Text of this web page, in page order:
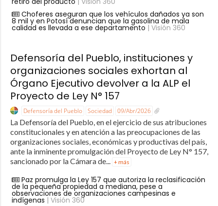
Choferes aseguran que los vehículos dañados ya son
8 mil y en Potosí denuncian que la gasolina de mala
calidad es llevada a ese departamento | Visión 360
Defensoría del Pueblo, instituciones y
organizaciones sociales exhortan al
Órgano Ejecutivo devolver a la ALP el
Proyecto de Ley N° 157
Defensoría del Pueblo Sociedad 09/Abr/2026
La Defensoría del Pueblo, en el ejercicio de sus atribuciones
constitucionales y en atención a las preocupaciones de las
organizaciones sociales, económicas y productivas del país,
ante la inminente promulgación del Proyecto de Ley N° 157,
sancionado por la Cámara de... + más
Paz promulga la Ley 157 que autoriza la reclasificación
de la pequeña propiedad a mediana, pese a
observaciones de organizaciones campesinas e
indígenas | Visión 360